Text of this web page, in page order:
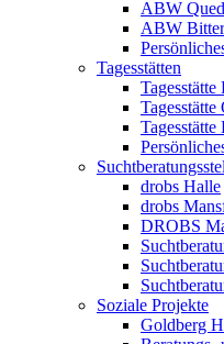
ABW
ABW
Tagesstätten
Tagesstätte
Tagesstätte
drobs Halle
drobs
DROBS
Soziale Projekte
Goldberg